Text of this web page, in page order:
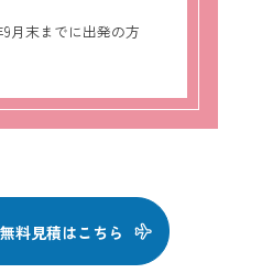
9月末までに出発の方
料見積はこちら